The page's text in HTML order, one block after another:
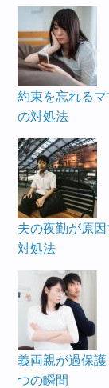
約束を忘れる
の対処法
夫の夜勤が原
対処法
義両親が過保
つの瞬間